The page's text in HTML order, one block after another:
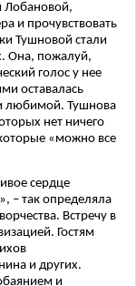
Лобановой,
и прочувствовать
Тушновой стали
Она, пожалуй,
голос у нее
оставалась
любимой. Тушнова
нет ничего
«можно все
сердце
– так определяла
Встречу в
Гостям
и других.
и